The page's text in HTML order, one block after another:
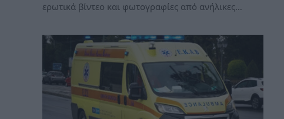
ερωτικά βίντεο και φωτογραφίες από ανήλικες…